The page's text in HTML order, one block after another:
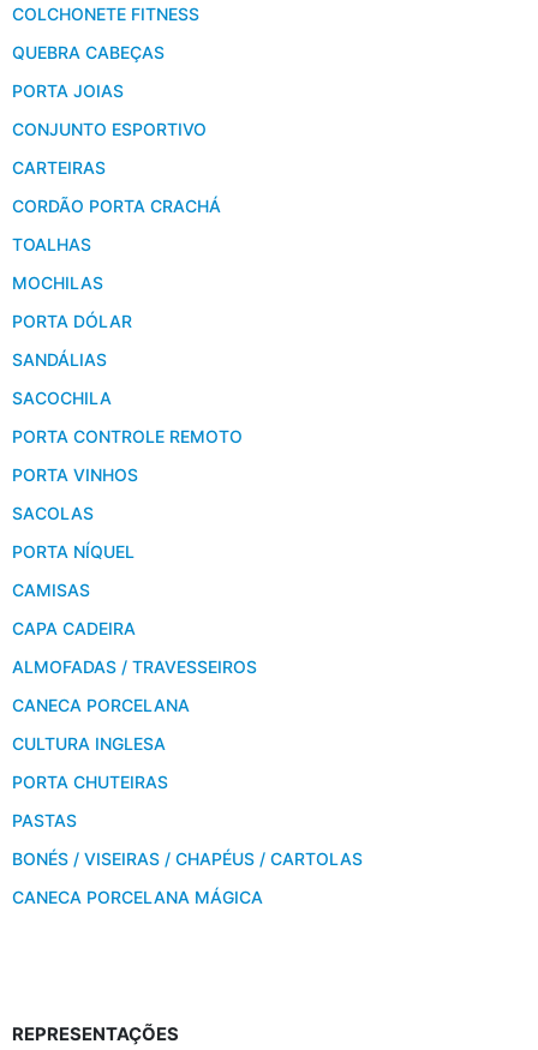
COLCHONETE FITNESS
QUEBRA CABEÇAS
PORTA JOIAS
CONJUNTO ESPORTIVO
CARTEIRAS
CORDÃO PORTA CRACHÁ
TOALHAS
MOCHILAS
PORTA DÓLAR
SANDÁLIAS
SACOCHILA
PORTA CONTROLE REMOTO
PORTA VINHOS
SACOLAS
PORTA NÍQUEL
CAMISAS
CAPA CADEIRA
ALMOFADAS / TRAVESSEIROS
CANECA PORCELANA
CULTURA INGLESA
PORTA CHUTEIRAS
PASTAS
BONÉS / VISEIRAS / CHAPÉUS / CARTOLAS
CANECA PORCELANA MÁGICA
REPRESENTAÇÕES